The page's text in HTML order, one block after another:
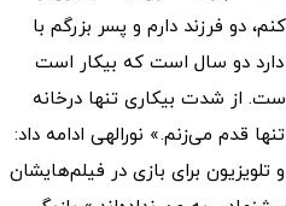
دو فرزند دارم و پسر بزرگم با
دو سال است که بیکار است
از شدت بیکاری تنها درخانه
قدم می‌زنم.» نورالهی ادامه داد:
تلویزیون برای بازی در فیلم‌هایشان